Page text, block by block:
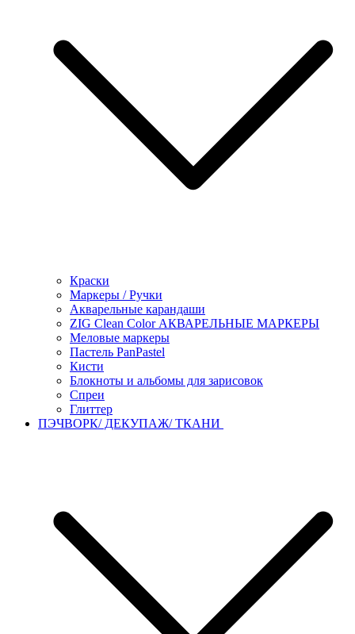
Краски
Маркеры / Ручки
Акварельные карандаши
ZIG Clean Color АКВАРЕЛЬНЫЕ МАРКЕРЫ
Меловые маркеры
Пастель PanPastel
Кисти
Блокноты и альбомы для зарисовок
Спреи
Глиттер
ПЭЧВОРК/ ДЕКУПАЖ/ ТКАНИ